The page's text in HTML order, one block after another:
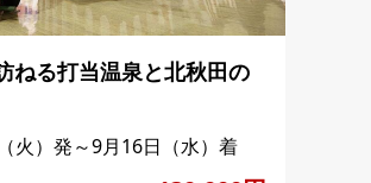
ねる打当温泉と北秋田の
火）発～9月16日（水）着